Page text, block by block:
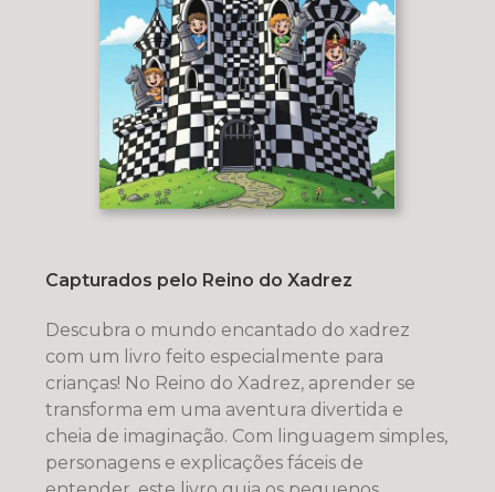
Capturados pelo Reino do Xadrez
Descubra o mundo encantado do xadrez
com um livro feito especialmente para
crianças! No Reino do Xadrez, aprender se
transforma em uma aventura divertida e
cheia de imaginação. Com linguagem simples,
personagens e explicações fáceis de